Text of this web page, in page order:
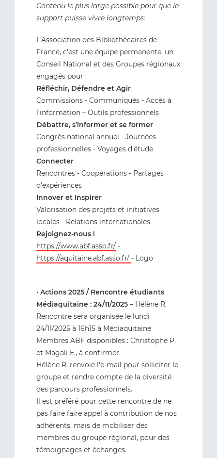
Contenu le plus large possible pour que le
support puisse vivre longtemps:
L'Association des Bibliothécaires de
France, c'est une équipe permanente, un
Conseil National et des Groupes régionaux
engagés pour :
Réfléchir, Défendre et Agir
Commissions - Communiqués - Accès à
l’information – Outils professionnels
Débattre, s'informer et se former
Congrès national annuel - Journées
professionnelles - Voyages d'étude
Connecter
Rencontres - Coopérations - Partages
d'expériences
Innover et Inspirer
Valorisation des projets et initiatives
locales - Relations internationales
Rejoignez-nous !
https://www.abf.asso.fr/ -
https://aquitaine.abf.asso.fr/ - Logo
• Actions 2025 / Rencontre étudiants
Médiaquitaine : 24/11/2025 – Hélène R.
Rencontre sera organisée le lundi
24/11/2025 à 16h15 à Médiaquitaine
Membres ABF disponibles : Christophe P.
et Magali E., à confirmer.
Hélène R. renvoie l’e-mail pour solliciter le
groupe et rendre compte de la diversité
des parcours professionnels.
Il est préféré pour cette rencontre de ne
pas faire faire appel à contribution de nos
adhérents, mais de mobiliser des
membres du groupe régional, pour des
témoignages et échanges.